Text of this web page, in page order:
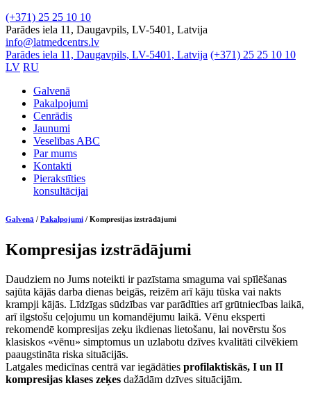
(+371) 25 25 10 10
Parādes iela 11, Daugavpils, LV-5401, Latvija
info@latmedcentrs.lv
Parādes iela 11, Daugavpils, LV-5401, Latvija (+371) 25 25 10 10
LV RU
Galvenā
Pakalpojumi
Cenrādis
Jaunumi
Veselības ABC
Par mums
Kontakti
Pierakstīties
konsultācijai
Galvenā / Pakalpojumi / Kompresijas izstrādājumi
Kompresijas izstrādājumi
Daudziem no Jums noteikti ir pazīstama smaguma vai spīlēšanas
sajūta kājās darba dienas beigās, reizēm arī kāju tūska vai nakts
krampji kājās. Līdzīgas sūdzības var parādīties arī grūtniecības laikā,
arī ilgstošu ceļojumu un komandējumu laikā. Vēnu eksperti
rekomendē kompresijas zeķu ikdienas lietošanu, lai novērstu šos
klasiskos «vēnu» simptomus un uzlabotu dzīves kvalitāti cilvēkiem
paaugstināta riska situācijās.
Latgales medicīnas centrā var iegādāties profilaktiskās, I un II
kompresijas klases zeķes dažādām dzīves situācijām.